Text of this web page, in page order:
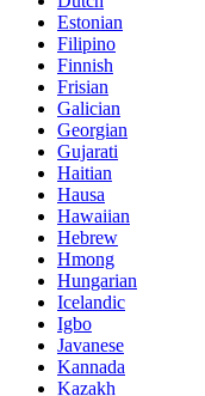
Estonian
Filipino
Finnish
Frisian
Galician
Georgian
Gujarati
Haitian
Hausa
Hawaiian
Hebrew
Hmong
Hungarian
Icelandic
Igbo
Javanese
Kannada
Kazakh